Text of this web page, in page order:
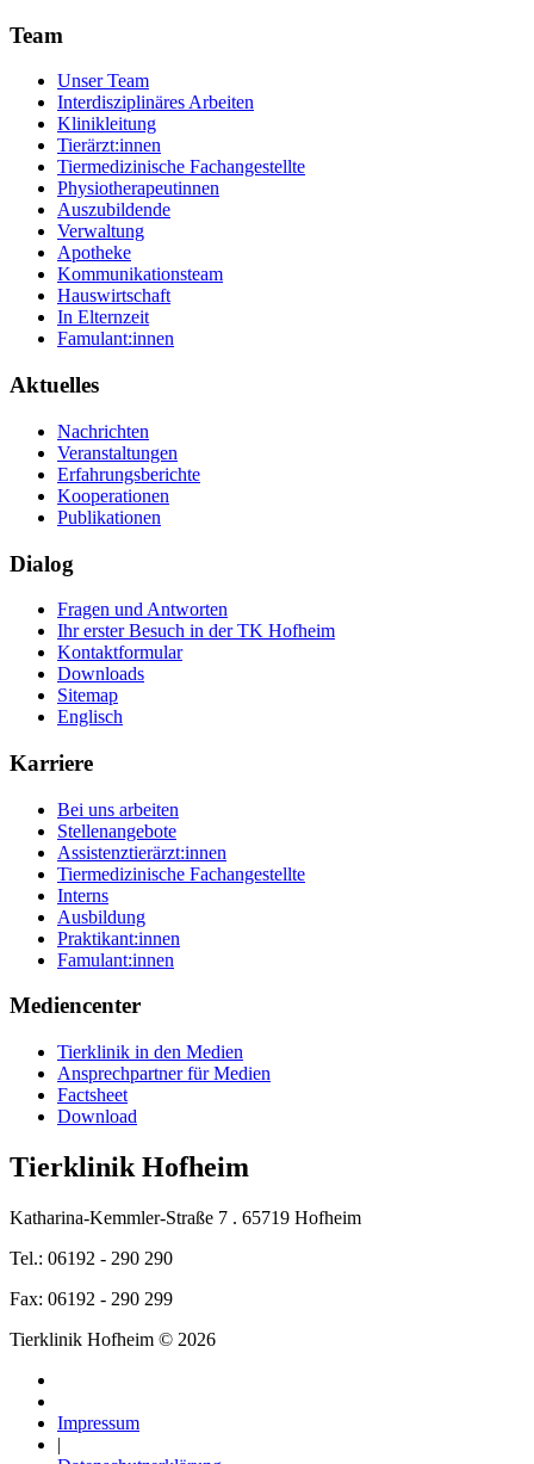
Team
Unser Team
Interdisziplinäres Arbeiten
Klinikleitung
Tierärzt:innen
Tiermedizinische Fachangestellte
Physiotherapeutinnen
Auszubildende
Verwaltung
Apotheke
Kommunikationsteam
Hauswirtschaft
In Elternzeit
Famulant:innen
Aktuelles
Nachrichten
Veranstaltungen
Erfahrungsberichte
Kooperationen
Publikationen
Dialog
Fragen und Antworten
Ihr erster Besuch in der TK Hofheim
Kontaktformular
Downloads
Sitemap
Englisch
Karriere
Bei uns arbeiten
Stellenangebote
Assistenztierärzt:innen
Tiermedizinische Fachangestellte
Interns
Ausbildung
Praktikant:innen
Famulant:innen
Mediencenter
Tierklinik in den Medien
Ansprechpartner für Medien
Factsheet
Download
Tierklinik Hofheim
Katharina-Kemmler-Straße 7 . 65719 Hofheim
Tel.: 06192 - 290 290
Fax: 06192 - 290 299
Tierklinik Hofheim © 2026
Impressum
|